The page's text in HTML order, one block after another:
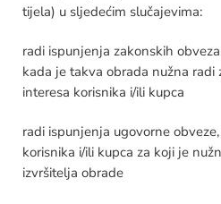
tijela) u sljedećim slučajevima:
radi ispunjenja zakonskih
kada je takva obrada nužna radi
interesa korisnika i/ili kupca
radi ispunjenja ugovorne
korisnika i/ili kupca za koji je
izvršitelja obrade